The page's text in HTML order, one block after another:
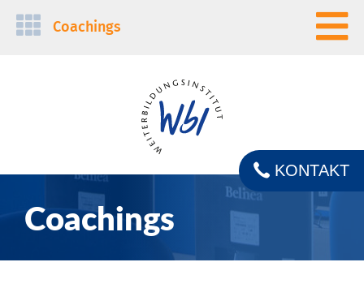
Navigation
Coachings
Coachings
KONTAKT